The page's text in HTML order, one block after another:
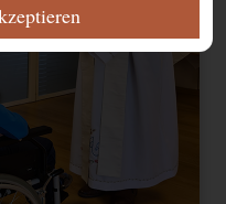
Funktion unserer Website
Ablauf Anbieter
HTML